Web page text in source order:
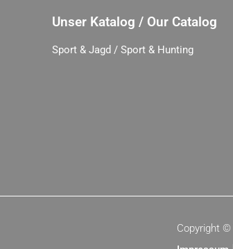
Unser Katalog / Our Catalog
Sport & Jagd / Sport & Hunting
Copyright ©